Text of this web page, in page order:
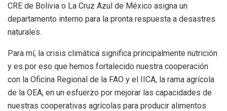
CRE de Bolivia o La Cruz Azul de México asigna un
departamento interno para la pronta respuesta a desastres
naturales.
Para mí, la crisis climática significa principalmente nutrición
y es por eso que hemos fortalecido nuestra cooperación
con la Oficina Regional de la FAO y el IICA, la rama agrícola
de la OEA, en un esfuerzo por mejorar las capacidades de
nuestras cooperativas agrícolas para producir alimentos